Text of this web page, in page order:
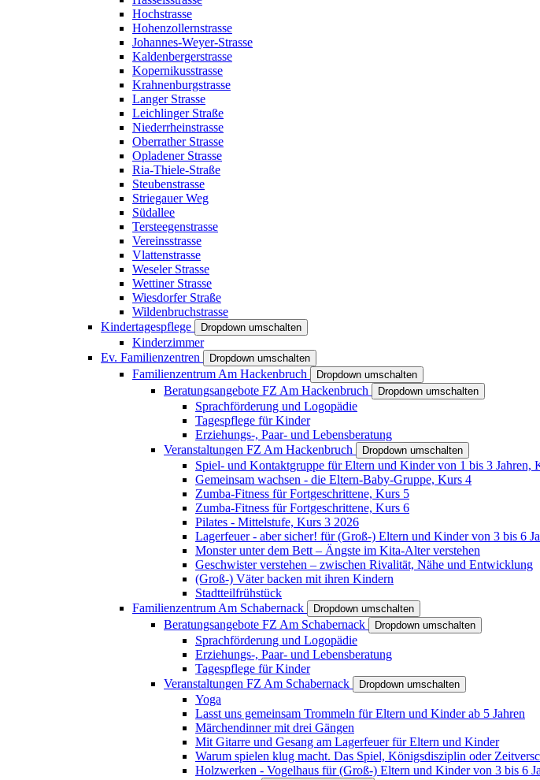
Hochstrasse
Hohenzollernstrasse
Johannes-Weyer-Strasse
Kaldenbergerstrasse
Kopernikusstrasse
Krahnenburgstrasse
Langer Strasse
Leichlinger Straße
Niederrheinstrasse
Oberrather Strasse
Opladener Strasse
Ria-Thiele-Straße
Steubenstrasse
Striegauer Weg
Südallee
Tersteegenstrasse
Vereinsstrasse
Vlattenstrasse
Weseler Strasse
Wettiner Strasse
Wiesdorfer Straße
Wildenbruchstrasse
Kindertagespflege
Dropdown umschalten
Kinderzimmer
Ev. Familienzentren
Dropdown umschalten
Familienzentrum Am Hackenbruch Dropdown umschalten
Beratungsangebote FZ Am Hackenbruch Dropdown umschalten
Sprachförderung und Logopädie
Tagespflege für Kinder
Erziehungs-, Paar- und Lebensberatung
Veranstaltungen FZ Am Hackenbruch
Dropdown umschalten
Spiel- und Kontaktgruppe für Eltern und Kinder von 1 bis 3 Jahren,
Gemeinsam wachsen - die Eltern-Baby-Gruppe, Kurs 4
Zumba-Fitness für Fortgeschrittene, Kurs 5
Zumba-Fitness für Fortgeschrittene, Kurs 6
Pilates - Mittelstufe, Kurs 3 2026
Lagerfeuer - aber sicher! für (Groß-) Eltern und Kinder von 3 bis 6
Monster unter dem Bett – Ängste im Kita-Alter verstehen
Geschwister verstehen – zwischen Rivalität, Nähe und Entwicklung
(Groß-) Väter backen mit ihren Kindern
Stadtteilfrühstück
Familienzentrum Am Schabernack
Dropdown umschalten
Beratungsangebote FZ Am Schabernack Dropdown umschalten
Sprachförderung und Logopädie
Erziehungs-, Paar- und Lebensberatung
Tagespflege für Kinder
Veranstaltungen FZ Am Schabernack
Dropdown umschalten
Yoga
Lasst uns gemeinsam Trommeln für Eltern und Kinder ab 5 Jahren
Märchendinner mit drei Gängen
Mit Gitarre und Gesang am Lagerfeuer für Eltern und Kinder
Warum spielen klug macht. Das Spiel, Königsdisziplin oder
Holzwerken - Vogelhaus für (Groß-) Eltern und Kinder von 3 bis 6